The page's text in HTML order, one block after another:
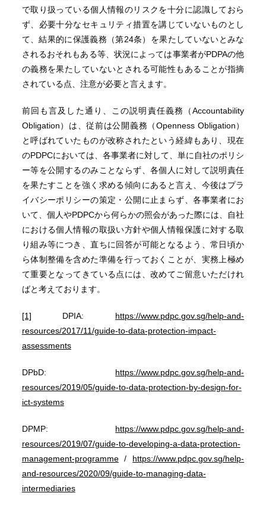
で取り扱っている個人情報のリスクを十分に認識しておら
ず、必要十分なセキュリティ措置を講じていないものとし
て、結果的に保護義務（第24条）を果たしていないとみな
されるおそれもある等、状況によっては事業者がPDPAの他
の義務を果たしていないとされる可能性もあることが指摘
されている点、注意が必要と言えます。
前回も言及した通り、この説明責任義務（Accountability
Obligation）は、従前は公開義務（Openness Obligation）
と呼ばれていたものが改称されたという経緯もあり、現在
のPDPCにおいては、各事業者に対して、単に自社のポリシ
ー等を公開するのみことならず、各個人に対して説明責任
を果たすことを強く求める傾向にあると言え、今後はプラ
イバシーポリシーの策定・公開に止まらず、各事業者にお
いて、個人やPDPCから何らかの照会があった際には、自社
における個人情報の取扱い方針や個人情報保護に対する取
り組み等につき、直ちに回答が可能となるよう、常日頃か
ら体制整備を含めた準備を行っておくことが、実務上極め
て重要となってきている点には、改めてご留意いただけれ
ばと考えております。
[1] DPIA: https://www.pdpc.gov.sg/help-and-
resources/2017/11/guide-to-data-protection-impact-
assessments
DPbD: https://www.pdpc.gov.sg/help-and-
resources/2019/05/guide-to-data-protection-by-design-for-
ict-systems
DPMP: https://www.pdpc.gov.sg/help-and-
resources/2019/07/guide-to-developing-a-data-protection-
management-programme/ https://www.pdpc.gov.sg/help-
and-resources/2020/09/guide-to-managing-data-
intermediaries